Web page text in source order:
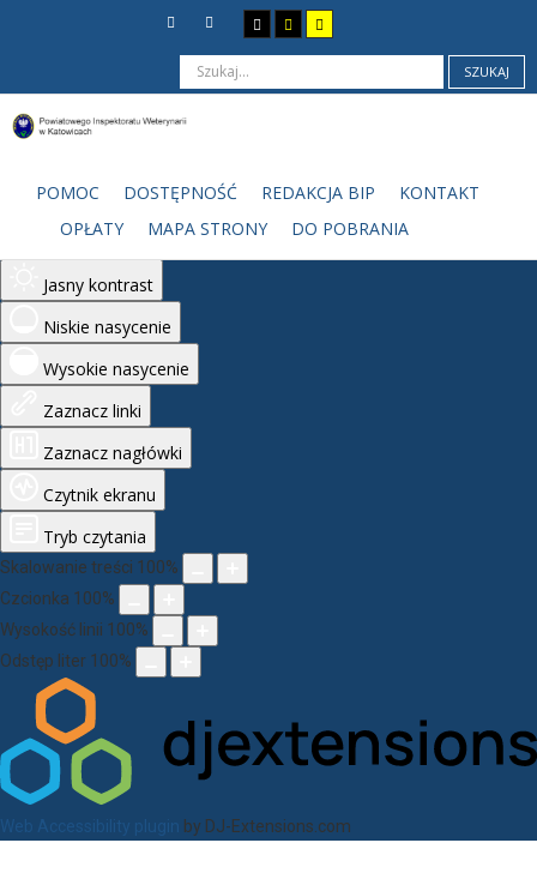
Monochromatyczny
Ciemny kontrast
Jasny kontrast
Niskie nasycenie
Wysokie nasycenie
Zaznacz linki
Zaznacz nagłówki
Czytnik ekranu
Tryb czytania
Skalowanie treści 100%
Czcionka 100%
Wysokość linii 100%
Odstęp liter 100%
Web Accessibility plugin by DJ-Extensions.com
SZUKAJ
POMOC DOSTĘPNOŚĆ REDAKCJA BIP
KONTAKT
OPŁATY
MAPA STRONY DO POBRANIA